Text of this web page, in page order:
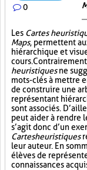
0
Les Cartes
Maps, permettent
hiérarchique et
cours.
heuristiquesne
mots-clés à mettre
de construire une
représentant
sont associés.
peut aider à rendre
s’agit donc d’un
Cartes heuristiques
leur auteur. En
élèves de
connaissances